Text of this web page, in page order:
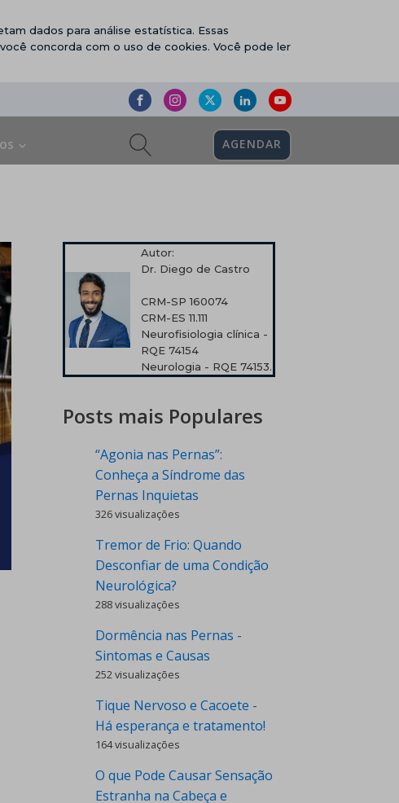
dados para análise estatística. Essas
concorda com o uso de cookies. Você pode ler
AGENDAR
Autor:
Dr. Diego de Castro
CRM-SP 160074
CRM-ES 11.111
Neurofisiologia clínica -
RQE 74154
Neurologia - RQE 74153.
Posts mais Populares
“Agonia nas Pernas”:
Conheça a Síndrome das
Pernas Inquietas
326 visualizações
Tremor de Frio: Quando
Desconfiar de uma Condição
Neurológica?
288 visualizações
Dormência nas Pernas -
Sintomas e Causas
252 visualizações
Tique Nervoso e Cacoete -
Há esperança e tratamento!
164 visualizações
O que Pode Causar Sensação
Estranha na Cabeça e